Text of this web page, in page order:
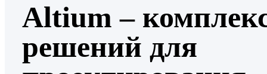
Altium –
решений для